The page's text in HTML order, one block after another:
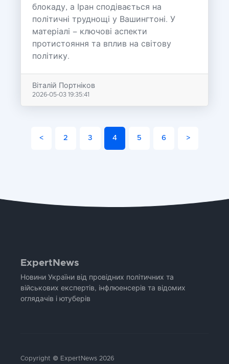
блокаду, а Іран сподівається на
політичні труднощі у Вашингтоні. У
матеріалі – ключові аспекти
протистояння та вплив на світову
політику.
Віталій Портніков
2026-05-03 19:35:41
< 2 3 4 5 6 >
ExpertNews
Новини України від провідних політичних та
військових експертів, інфлюенсерів та відомих
оглядачів і ютуберів
Copyright © ExpertNews 2026